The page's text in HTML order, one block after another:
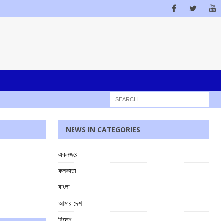
NEWS IN CATEGORIES
একনজরে
কলকাতা
বাংলা
আমার দেশ